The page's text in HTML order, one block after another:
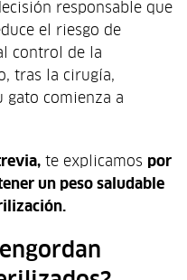
responsable que
el riesgo de
control de la
tras la cirugía,
gato comienza a
te explicamos por
un peso saludable